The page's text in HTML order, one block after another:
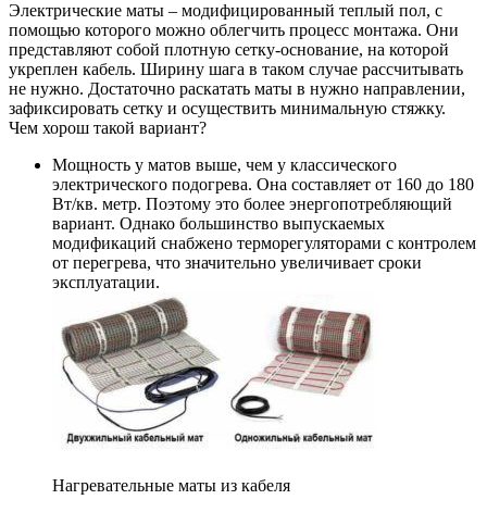
Электрические маты – модифицированный теплый пол, с
помощью которого можно облегчить процесс монтажа. Они
представляют собой плотную сетку-основание, на которой
укреплен кабель. Ширину шага в таком случае рассчитывать
не нужно. Достаточно раскатать маты в нужно направлении,
зафиксировать сетку и осуществить минимальную стяжку.
Чем хорош такой вариант?
Мощность у матов выше, чем у классического
электрического подогрева. Она составляет от 160 до 180
Вт/кв. метр. Поэтому это более энергопотребляющий
вариант. Однако большинство выпускаемых
модификаций снабжено терморегуляторами с контролем
от перегрева, что значительно увеличивает сроки
эксплуатации.
Нагревательные маты из кабеля